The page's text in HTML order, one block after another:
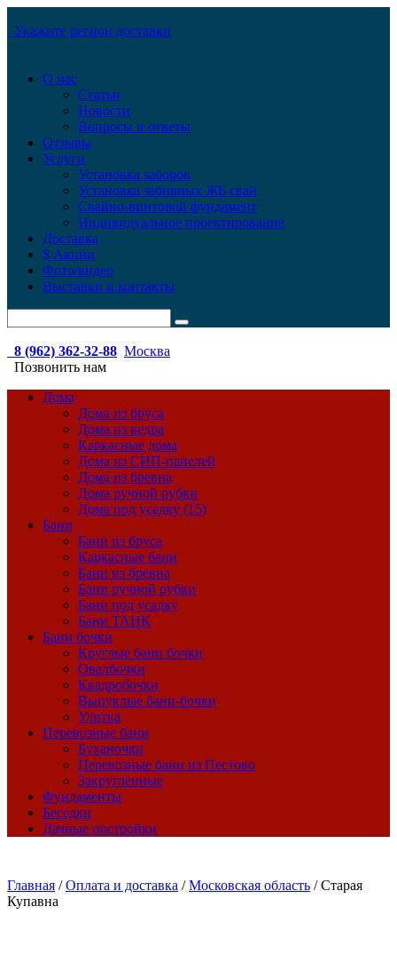
Укажите регион доставки
О нас
Статьи
Новости
Вопросы и ответы
Отзывы
Услуги
Установка заборов
Установка забивных ЖБ свай
Свайно-винтовой фундамент
Индивидуальное проектирование
Доставка
$ Акции
Фото/видео
Выставки и контакты
8 (962) 362-32-88 Москва
Позвонить нам
Дома
Дома из бруса
Дома из кедра
Каркасные дома
Дома из СИП-панелей
Дома из бревна
Дома ручной рубки
Дома под усадку (15)
Бани
Бани из бруса
Каркасные бани
Бани из бревна
Бани ручной рубки
Бани под усадку
Бани ТАНК
Бани бочки
Круглые бани бочки
Овалбочки
Квадробочки
Выпуклые бани-бочки
Улитка
Перевозные бани
Буханочки
Перевозные бани из Пестово
Закругленные
Фундаменты
Беседки
Дачные постройки
Главная /Оплата и доставка /Московская область /Старая
Купавна